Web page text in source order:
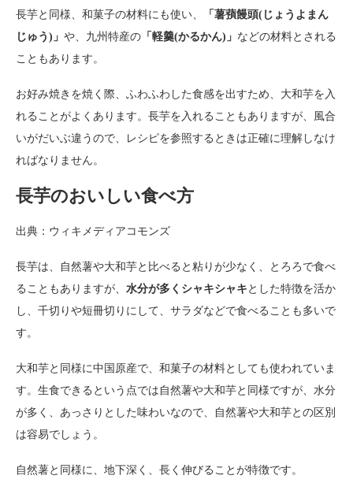
長芋と同様、和菓子の材料にも使い、
「薯蕷饅頭(じょうよまん
じゅう)」 や、九州特産の 「軽羹(かるかん)」 などの材料とされる
こともあります。
お好み焼きを焼く際、ふわふわした食感を出すため、大和芋を入
れることがよくあります。長芋を入れることもありますが、風合
いがだいぶ違うので、レシピを参照するときは正確に理解しなけ
ればなりません。
長芋のおいしい食べ方
出典：ウィキメディアコモンズ
長芋は、自然薯や大和芋と比べると粘りが少なく、とろろで食べ
ることもありますが、 水分が多くシャキシャキ とした特徴を活か
し、千切りや短冊切りにして、サラダなどで食べることも多いで
す。
大和芋と同様に中国原産で、和菓子の材料としても使われていま
す。生食できるという点では自然薯や大和芋と同様ですが、水分
が多く、あっさりとした味わいなので、自然薯や大和芋との区別
は容易でしょう。
自然薯と同様に、地下深く、長く伸びることが特徴です。